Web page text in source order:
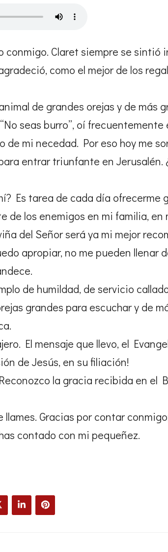
conmigo. Claret siempre se sintió
como el mejor de los
de grandes orejas y de más
seas burro”, oí frecuentemente
mi necedad. Por eso hoy me
entrar triunfante en Jerusalén.
Es tarea de cada día ofrecerme
los enemigos en mi familia, en
del Señor será ya mi mejor
apropiar, no me pueden llenar
de humildad, de servicio
grandes para escuchar y de
El mensaje que llevo, el
de Jesús, en su filiación!
la gracia recibida en el
Gracias por contar
contado con mi pequeñez.